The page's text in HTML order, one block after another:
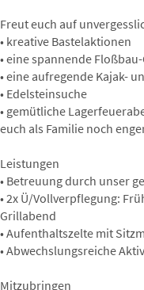
Freut euch auf
• kreative Bastelaktionen
• eine spannende
• eine aufregende Kajak-
• Edelsteinsuche
• gemütliche
euch als Familie noch
Leistungen
• Betreuung durch unser
• 2x Ü/Vollverpflegung:
Grillabend
• Aufenthaltszelte mit
• Abwechslungsreiche
Mitzubringen